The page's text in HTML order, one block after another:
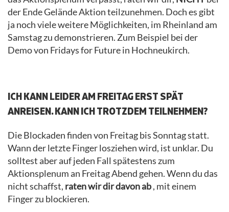
der Ende Gelände Aktion teilzunehmen. Doch es gibt
ja noch viele weitere Möglichkeiten, im Rheinland am
Samstag zu demonstrieren. Zum Beispiel bei der
Demo von Fridays for Future in Hochneukirch.
ICH KANN LEIDER AM FREITAG ERST SPÄT
ANREISEN. KANN ICH TROTZDEM TEILNEHMEN?
Die Blockaden finden von Freitag bis Sonntag statt.
Wann der letzte Finger losziehen wird, ist unklar. Du
solltest aber auf jeden Fall spätestens zum
Aktionsplenum an Freitag Abend gehen. Wenn du das
nicht schaffst, raten wir dir davon ab, mit einem
Finger zu blockieren.